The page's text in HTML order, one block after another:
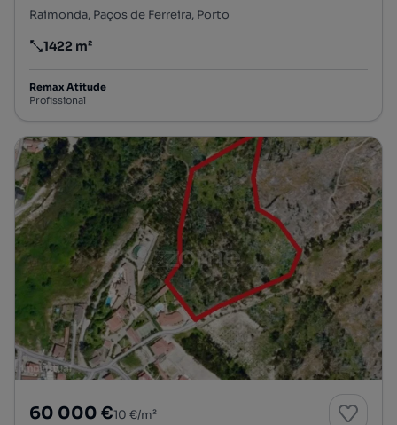
Raimonda, Paços de Ferreira, Porto
Preço por metro quadrado
1422 m²
Remax Atitude
Profissional
60 000 €10 €/m²